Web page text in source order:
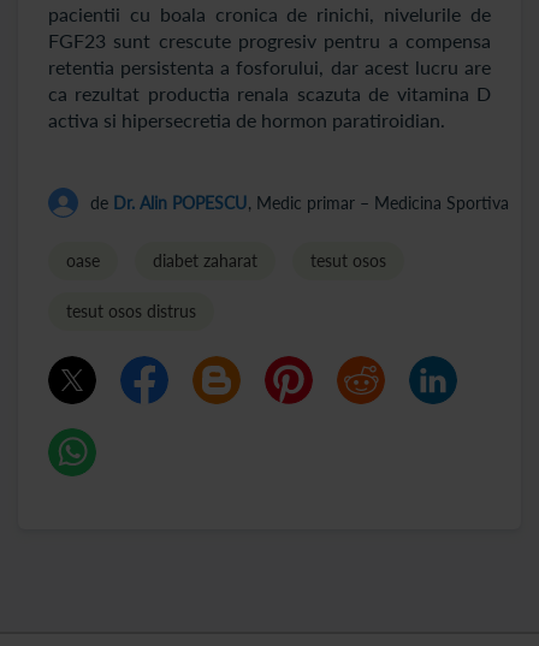
pacientii cu boala cronica de rinichi, nivelurile de
FGF23 sunt crescute progresiv pentru a compensa
retentia persistenta a fosforului, dar acest lucru are
ca rezultat productia renala scazuta de vitamina D
activa si hipersecretia de hormon paratiroidian.
de Dr. Alin POPESCU, Medic primar – Medicina Sportiva
oase diabet zaharat tesut osos
tesut osos distrus